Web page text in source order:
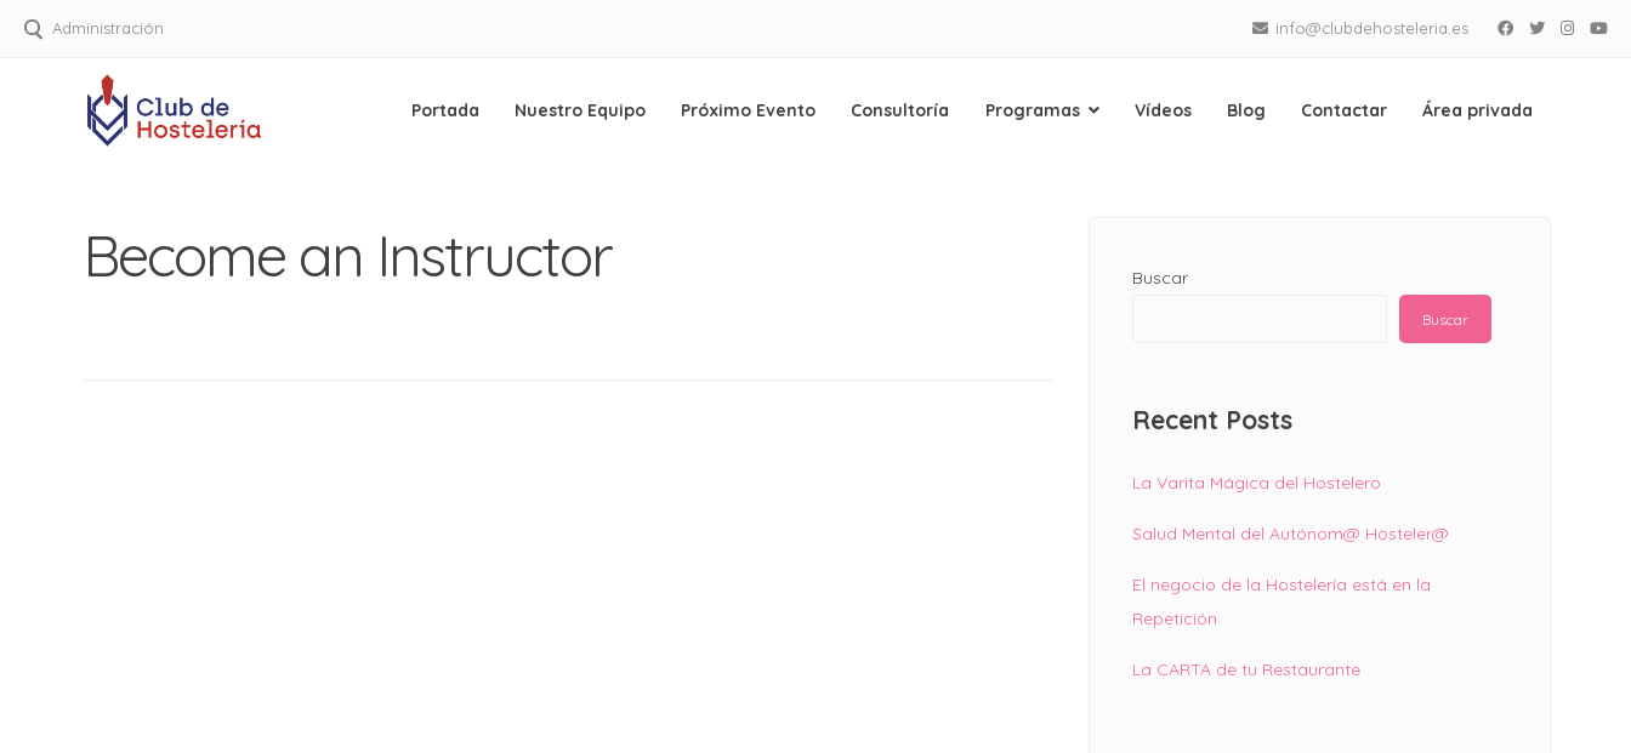
contenido
info@clubdehosteleria.es Facebook
Twitter
Administración
Club de Hostelería
Portada Nuestro Equipo Próximo Evento Consultoría Programas Vídeos Blog Contactar Área privada
Become an Instructor Buscar
Buscar
Recent Posts
La Varita Mágica del Hostelero
Salud Mental del Autónom@ Hosteler@
El negocio de la Hostelería está en la
Repetición
La CARTA de tu Restaurante